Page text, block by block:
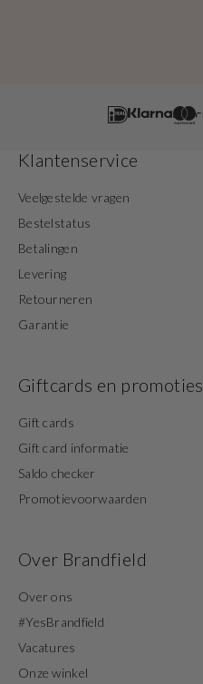
Klantenservice
Veelgestelde vragen
Bestelstatus
Betalingen
Levering
Retourneren
Garantie
Giftcards en promoties
Gift cards
Gift card informatie
Saldo checker
Promotievoorwaarden
Over Brandfield
Over ons
#YesBrandfield
Vacatures
Onze winkel